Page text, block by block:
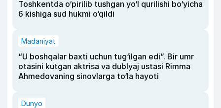
Toshkentda o‘pirilib tushgan yo‘l qurilishi bo‘yicha
6 kishiga sud hukmi o‘qildi
Madaniyat
“U boshqalar baxti uchun tug‘ilgan edi”. Bir umr
otasini kutgan aktrisa va dublyaj ustasi Rimma
Ahmedovaning sinovlarga to‘la hayoti
Dunyo